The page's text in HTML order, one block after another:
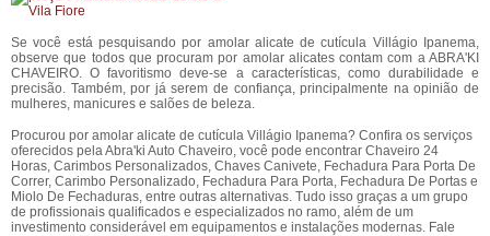
Se você está pesquisando por amolar alicate de cutícula Villágio Ipanema,
observe que todos que procuram por amolar alicates contam com a ABRA'KI
CHAVEIRO. O favoritismo deve-se a características, como durabilidade e
precisão. Também, por já serem de confiança, principalmente na opinião de
mulheres, manicures e salões de beleza.
Procurou por amolar alicate de cutícula Villágio Ipanema? Confira os serviços
oferecidos pela Abra'ki Auto Chaveiro, você pode encontrar Chaveiro 24
Horas, Carimbos Personalizados, Chaves Canivete, Fechadura Para Porta De
Correr, Carimbo Personalizado, Fechadura Para Porta, Fechadura De Portas e
Miolo De Fechaduras, entre outras alternativas. Tudo isso graças a um grupo
de profissionais qualificados e especializados no ramo, além de um
investimento considerável em equipamentos e instalações modernas. Fale